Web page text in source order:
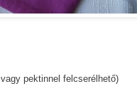
pektinnel felcserélhető)